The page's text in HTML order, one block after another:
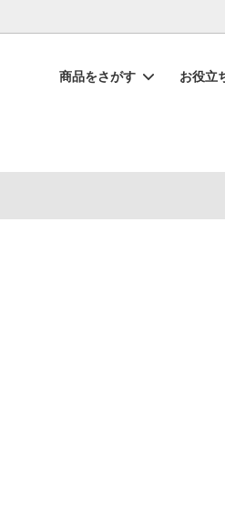
商品をさがす
蔵出しアウトレ
お役立
法 ご希望の張地色